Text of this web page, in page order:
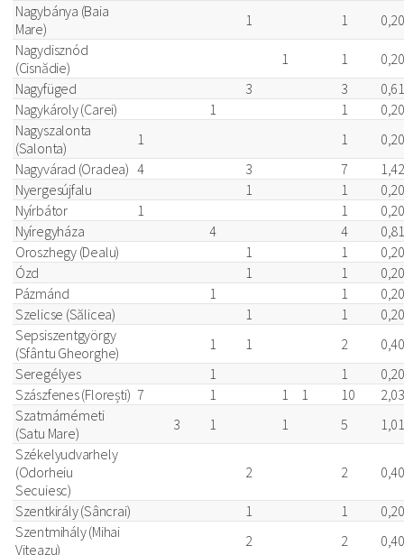
Nagybánya (Baia
Mare)
1 1
Nagydisznód
(Cisnădie)
1 1
Nagyfüged
3 3
Nagykároly (Carei)
1 1
Nagyszalonta
(Salonta)
1 1
Nagyvárad (Oradea) 4 3 7
Nyergesújfalu
1 1
Nyírbátor
1 1
Nyíregyháza
4 4
Oroszhegy (Dealu)
1 1
Ózd
1 1
Pázmánd
1 1
Szelicse (Sălicea)
1 1
Sepsiszentgyörgy
(Sfântu Gheorghe)
1 1 2
Seregélyes
1 1
Szászfenes (Florești) 7 1 1 1 10
Szatmárnémeti
(Satu Mare)
3 1 1 5
Székelyudvarhely
(Odorheiu
Secuiesc)
2 2
Szentkirály (Sâncrai) 1 1
Szentmihály (Mihai
Viteazu)
2 2